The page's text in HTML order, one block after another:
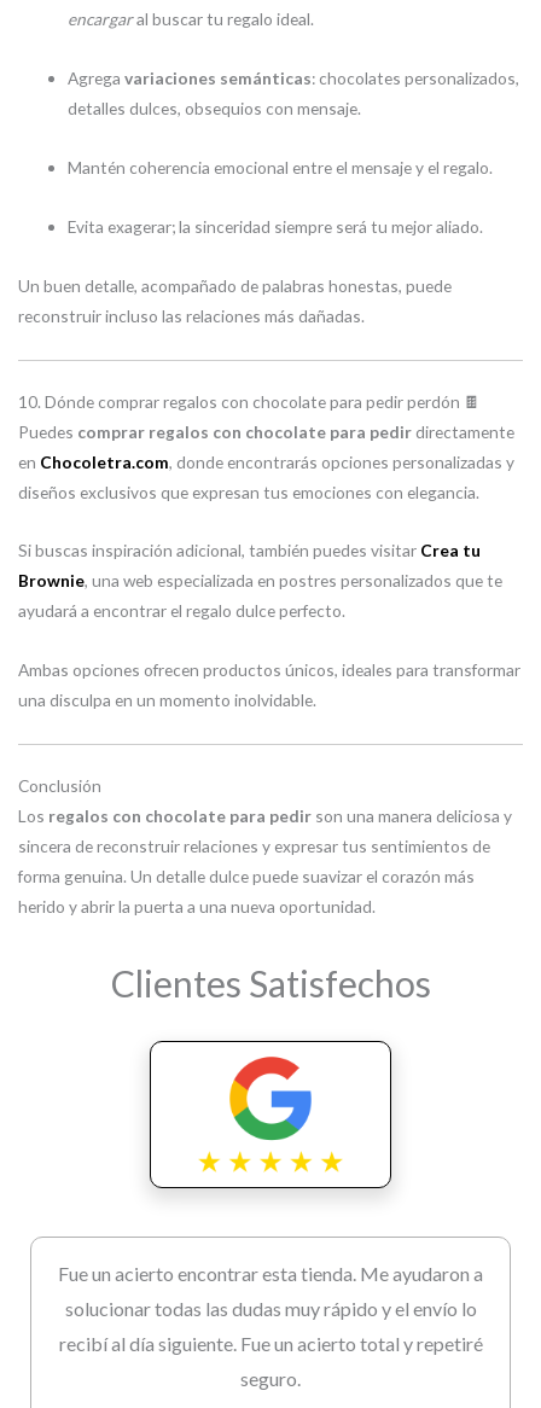
encargaral buscar tu regalo ideal.
Agregavariaciones semánticas: chocolates personalizados,
detalles dulces, obsequios con mensaje.
Mantén coherencia emocional entre el mensaje y el regalo.
Evita exagerar; la sinceridad siempre será tu mejor aliado.
Un buen detalle, acompañado de palabras honestas, puede
reconstruir incluso las relaciones más dañadas.
10. Dónde comprar regalos con chocolate para pedir perdón 🍫
Puedes comprar regalos con chocolate para pedir directamente
en Chocoletra.com, donde encontrarás opciones personalizadas y
diseños exclusivos que expresan tus emociones con elegancia.
Si buscas inspiración adicional, también puedes visitar Crea tu
Brownie, una web especializada en postres personalizados que te
ayudará a encontrar el regalo dulce perfecto.
Ambas opciones ofrecen productos únicos, ideales para transformar
una disculpa en un momento inolvidable.
Conclusión
Los regalos con chocolate para pedir son una manera deliciosa y
sincera de reconstruir relaciones y expresar tus sentimientos de
forma genuina. Un detalle dulce puede suavizar el corazón más
herido y abrir la puerta a una nueva oportunidad.
Clientes Satisfechos
Fue un acierto encontrar esta tienda. Me ayudaron a
solucionar todas las dudas muy rápido y el envío lo
recibí al día siguiente. Fue un acierto total y repetiré
seguro.